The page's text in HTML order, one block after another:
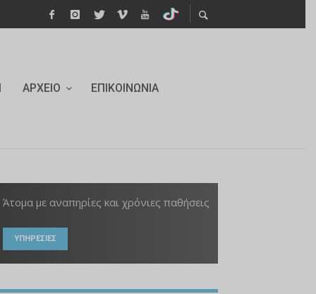
ΑΡΧΕΊΟ ΕΠΙΚΟΙΝΩΝΊΑ
Άτομα με αναπηρίες και χρόνιες παθήσεις
ΥΠΗΡΕΣΙΕΣ